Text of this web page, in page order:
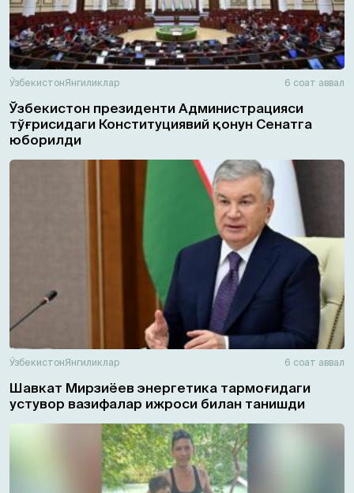
ЎзбекистонЯнгиликлар 6 соат аввал
Ўзбекистон президенти Администрацияси
тўғрисидаги Конституциявий қонун Сенатга
юборилди
ЎзбекистонЯнгиликлар 6 соат аввал
Шавкат Мирзиёев энергетика тармоғидаги
устувор вазифалар ижроси билан танишди